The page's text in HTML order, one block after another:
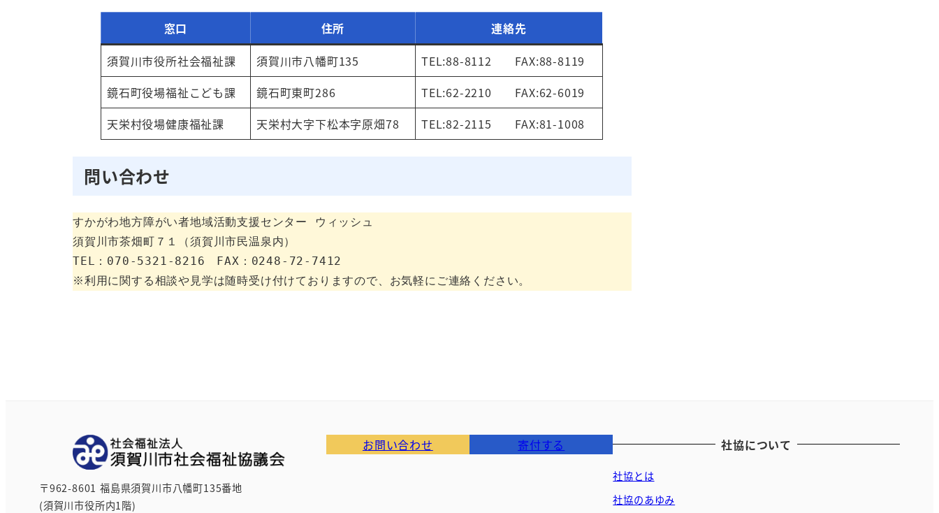
窓口 住所
連絡先
須賀川市役所社会福祉課
須賀川市八幡町135
TEL:88-8112 FAX:88-8119
鏡石町役場福祉こども課
鏡石町東町286
TEL:62-2210 FAX:62-6019
天栄村役場健康福祉課
天栄村大字下松本字原畑78 TEL:82-2115 FAX:81-1008
問い合わせ
すかがわ地方障がい者地域活動支援センター ウィッシュ
須賀川市茶畑町７１（須賀川市民温泉内）
TEL：070-5321-8216　FAX：0248-72-7412
〒962-8601 福島県須賀川市八幡町135番地
(須賀川市役所内1階)
お問い合わせ 寄付する 社協について
社協とは
社協のあゆみ